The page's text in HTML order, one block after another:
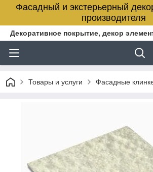
Фасадный и экстерьерный
производителя
Декоративное покрытие, декор
Товары и услуги Фасадные